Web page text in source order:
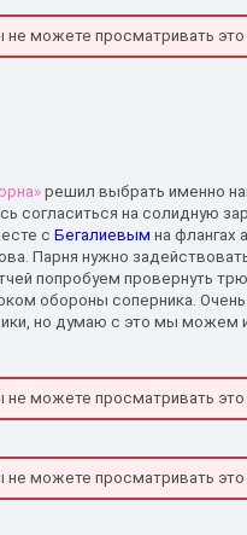
не можете просматривать
решил выбрать именно
согласиться на солидную
с Бегалиевым на флангах
Парня нужно
попробуем провернуть
обороны соперника.
но думаю с это мы можем
не можете просматривать
не можете просматривать